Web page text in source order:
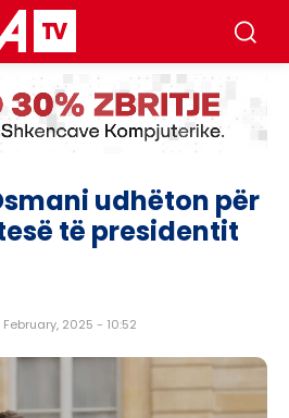
udhëton për
të presidentit
February, 2025 - 10:52